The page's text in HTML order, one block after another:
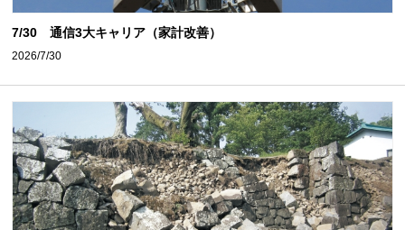
7/30 通信3大キャリア（家計改善）
2026/7/30